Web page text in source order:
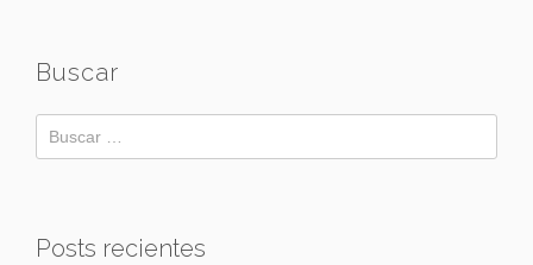
Buscar
Posts recientes